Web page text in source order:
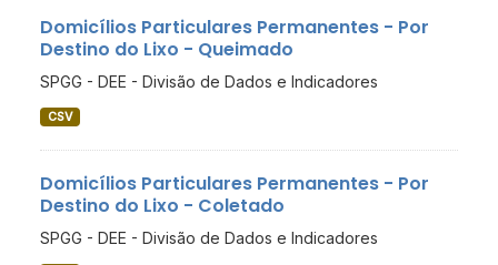
Domicílios Particulares Permanentes - Por
Destino do Lixo - Queimado
SPGG - DEE - Divisão de Dados e Indicadores
CSV
Domicílios Particulares Permanentes - Por
Destino do Lixo - Coletado
SPGG - DEE - Divisão de Dados e Indicadores